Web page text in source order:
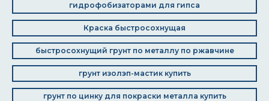
гидрофобизаторами для гипса
Краска быстросохнущая
быстросохнущий грунт по металлу по ржавчине
грунт изолэп-мастик купить
грунт по цинку для покраски металла купить